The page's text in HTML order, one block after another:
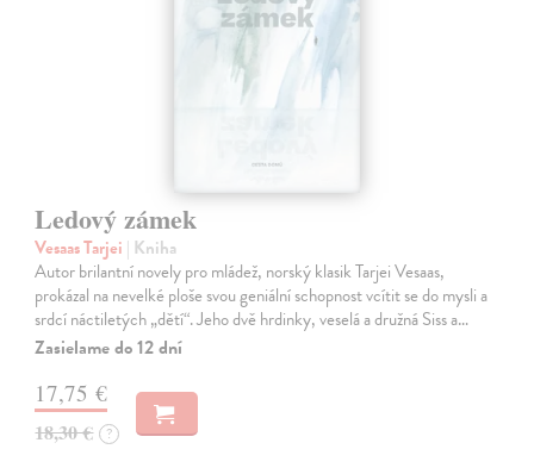
Ledový zámek
Vesaas Tarjei | Kniha
Autor brilantní novely pro mládež, norský klasik Tarjei Vesaas,
prokázal na nevelké ploše svou geniální schopnost vcítit se do mysli a
srdcí náctiletých „dětí“. Jeho dvě hrdinky, veselá a družná Siss a…
Zasielame do 12 dní
17,75 €
18,30 € ?